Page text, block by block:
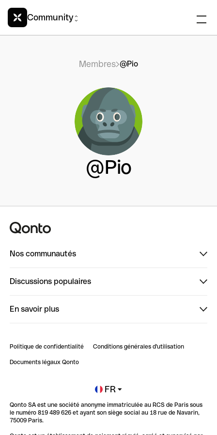
Community
Membres @Pio
@Pio
Nos communautés
ClubQonto
Discussions populaires
Impact de l'IA sur les carrières/productivité
En savoir plus
Blog
Newsroom
Glossaire finance
Politique de confidentialité Conditions générales d'utilisation
Documents légaux Qonto
FR
Qonto SA est une société anonyme immatriculée au RCS de Paris sous
le numéro 819 489 626 et ayant son siège social au 18 rue de Navarin,
75009 Paris.